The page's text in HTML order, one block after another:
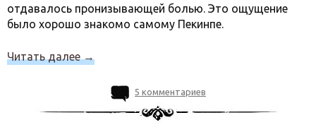
отдавалось пронизывающей болью. Это ощущение
было хорошо знакомо самому Пекинпе.
Читать далее→
5 комментариев